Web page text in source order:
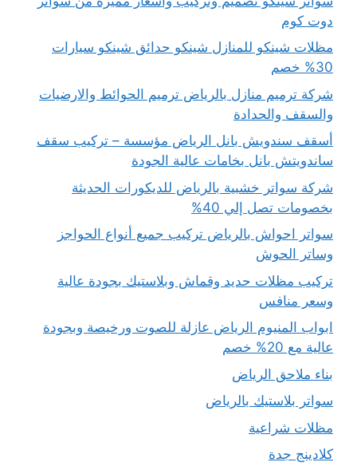
دوت كوم
مظلات شينكو للمنازل شينكو حدائق شينكو سيارات
30% خصم
شركة ترميم منازل بالرياض ترميم الحوائط والارضيات
والسقف والحدادة
أسقف سندويش بانل الرياض مؤسسة – تركيب سقف
ساندويتش بانل بخامات عالية الجودة
شركة سواتر خشبية بالرياض للديكورات الحديثة
بخصومات تصل إلي 40%
سواتر احواش بالرياض تركيب جميع أنواع الحواجز
وساتر الحوش
تركيب مظلات حديد وقماش وبلاستيك بجودة عالية
وسعر منافس
ابواب المنيوم الرياض عازلة للصوت ورخيصة وبجودة
عالية مع 20% خصم
بناء ملاحق الرياض
سواتر بلاستيك بالرياض
مظلات شراعية
كلادينج جدة